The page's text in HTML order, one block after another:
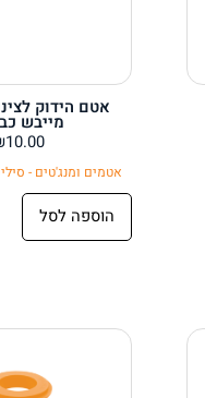
אטם הידוק
מייבש
10.00
אטמים ומנג'טים -
הוספה לסל